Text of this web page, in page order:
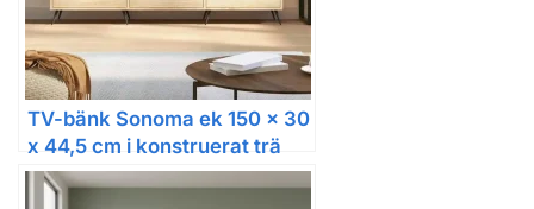
TV-bänk Sonoma ek 150 x 30
x 44,5 cm i konstruerat trä